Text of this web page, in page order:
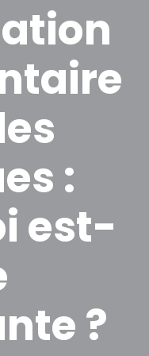
:
est-
?